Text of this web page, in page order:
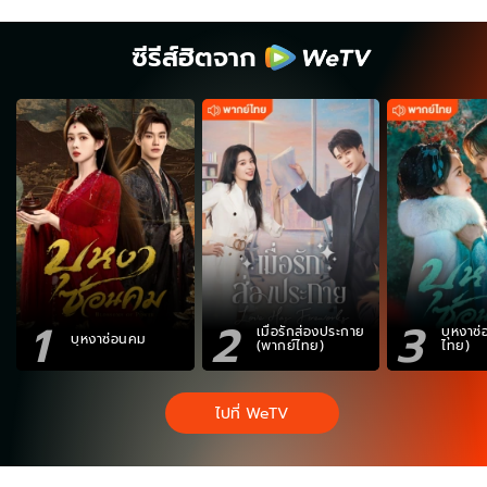
ซีรีส์ฮิตจาก
1 บุหงาซ่อนคม 2 เมื่อรักส่องประกาย
(พากย์ไทย) 3 บุหงา
ไทย)
ไปที่ WeTV